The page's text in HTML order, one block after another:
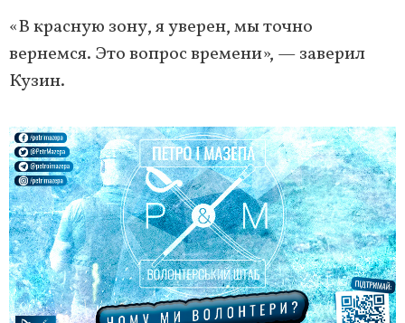
«В красную зону, я уверен, мы точно
вернемся. Это вопрос времени», — заверил
Кузин.